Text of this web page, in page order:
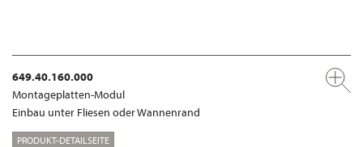
649.40.160.000
Montageplatten-Modul
Einbau unter Fliesen oder Wannenrand
PRODUKT-DETAILSEITE